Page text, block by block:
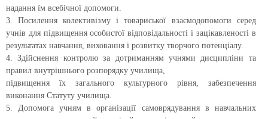
надання їм всебічної допомоги.
3. Посилення колективізму і товариської взаємодопомоги серед
учнів для підвищення особистої відповідальності і зацікавленості в
результатах навчання, виховання і розвитку творчого потенціалу.
4. Здійснення контролю за дотриманням учнями дисципліни та
правил внутрішнього розпорядку училища,
підвищення їх загального культурного рівня, забезпечення
виконання Статуту училища.
5. Допомога учням в організації самоврядування в навчальних